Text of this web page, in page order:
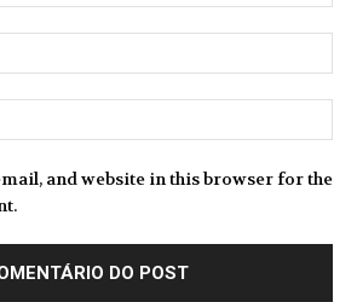
and website in this browser for the